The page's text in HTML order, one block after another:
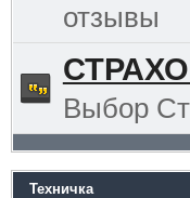
отзывы
Выбор
Техничка